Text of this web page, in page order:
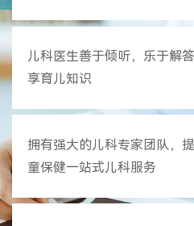
儿科医生善于倾听，乐于解
享育儿知识
拥有强大的儿科专家团队，
童保健一站式儿科服务